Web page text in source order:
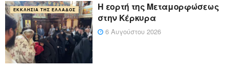
ΕΚΚΛΗΣΊΑ ΤΗΣ ΕΛΛΆΔΟΣ
Η εορτή της Μεταμορφώσεως
στην Κέρκυρα
6 Αυγούστου 2026